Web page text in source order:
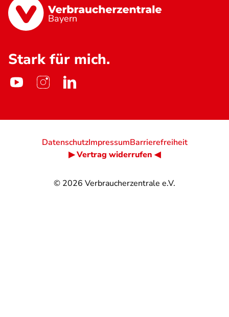
Bayern
Stark für mich.
© 2026 Verbraucherzentrale e.V.
DatenschutzImpressumBarrierefreiheit
▶ Vertrag widerrufen ◀